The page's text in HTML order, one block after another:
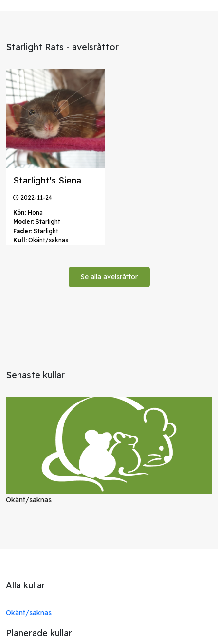
Starlight Rats - avelsråttor
Starlight's Siena
2022-11-24
Kön: Hona
Moder: Starlight
Fader: Starlight
Kull: Okänt/saknas
Se alla avelsråttor
Senaste kullar
Okänt/saknas
Alla kullar
Okänt/saknas
Planerade kullar